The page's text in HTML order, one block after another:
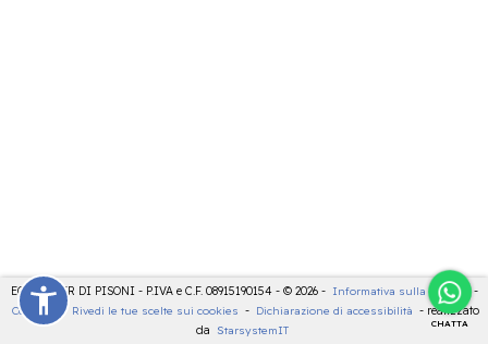
CHATTA
ECOCENTER DI PISONI - P.IVA e C.F. 08915190154 - © 2026 - Informativa sulla privacy
-
Cookies
- Rivedi le tue scelte sui cookies - Dichiarazione di accessibilità - realizzato
da
StarsystemIT